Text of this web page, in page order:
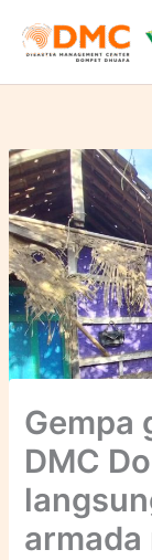
Gempa
DMC
armada